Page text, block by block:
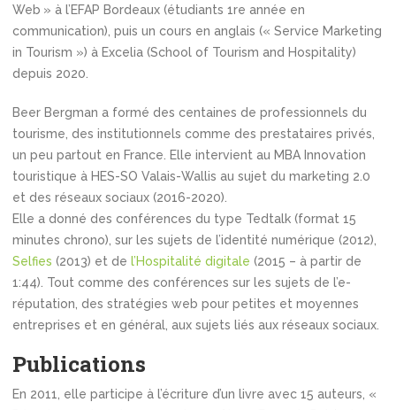
Web » à l’EFAP Bordeaux (étudiants 1re année en
communication), puis un cours en anglais (« Service Marketing
in Tourism ») à Excelia (School of Tourism and Hospitality)
depuis 2020.
Beer Bergman a formé des centaines de professionnels du
tourisme, des institutionnels comme des prestataires privés,
un peu partout en France. Elle intervient au MBA Innovation
touristique à HES-SO Valais-Wallis au sujet du marketing 2.0
et des réseaux sociaux (2016-2020).
Elle a donné des conférences du type Tedtalk (format 15
minutes chrono), sur les sujets de l’identité numérique (2012),
Selfies (2013) et de l’Hospitalité digitale (2015 – à partir de
1:44). Tout comme des conférences sur les sujets de l’e-
réputation, des stratégies web pour petites et moyennes
entreprises et en général, aux sujets liés aux réseaux sociaux.
Publications
En 2011, elle participe à l’écriture d’un livre avec 15 auteurs, «